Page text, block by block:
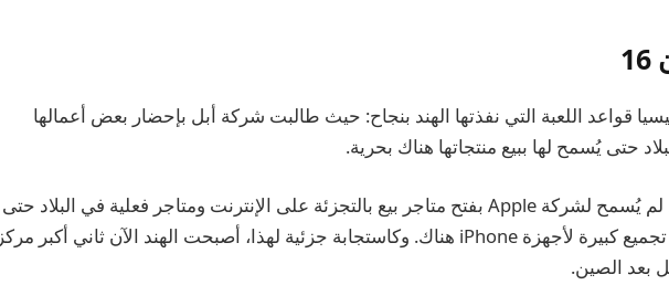
قواعد اللعبة التي نفذتها الهند بنجاح: حيث طالبت شركة أبل بإحضار بعض أعمالها
حتى يُسمح لها ببيع منتجاتها هناك بحرية.
وفي حالة الهند، لم يُسمح لشركة Apple بفتح متاجر بيع بالتجزئة على الإنترنت ومتاجر فعلية في البلاد حتى
أنشأت عمليات تجميع كبيرة لأجهزة iPhone هناك. وكاستجابة جزئية لهذا، أصبحت الهند الآن ثاني أكبر مركز
بعد الصين.